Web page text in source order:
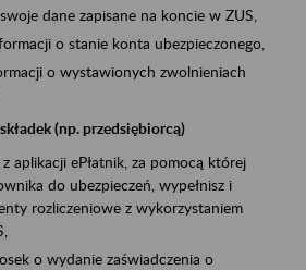
dane zapisane na koncie w ZUS,
o stanie konta ubezpieczonego,
o wystawionych zwolnieniach
(np. przedsiębiorcą)
aplikacji ePłatnik, za pomocą której
do ubezpieczeń, wypełnisz i
rozliczeniowe z wykorzystaniem
o wydanie zaświadczenia o